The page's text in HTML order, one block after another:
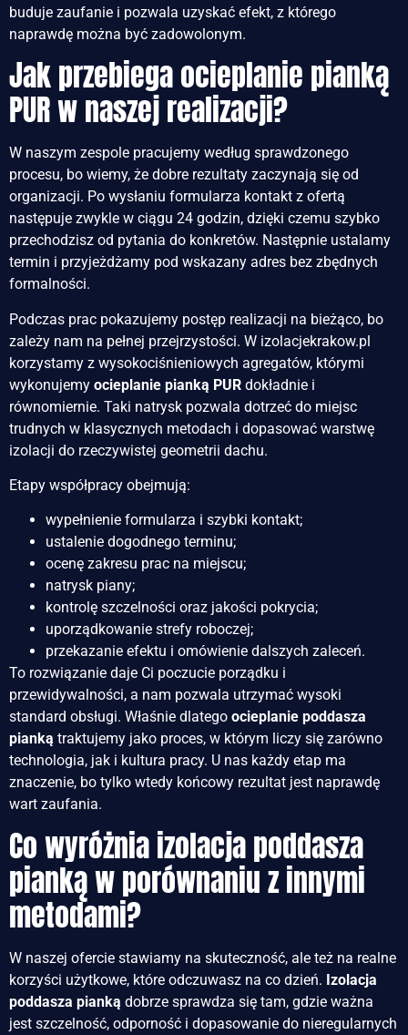
buduje zaufanie i pozwala uzyskać efekt, z którego
naprawdę można być zadowolonym.
Jak przebiega ocieplanie pianką
PUR w naszej realizacji?
W naszym zespole pracujemy według sprawdzonego
procesu, bo wiemy, że dobre rezultaty zaczynają się od
organizacji. Po wysłaniu formularza kontakt z ofertą
następuje zwykle w ciągu 24 godzin, dzięki czemu szybko
przechodzisz od pytania do konkretów. Następnie ustalamy
termin i przyjeżdżamy pod wskazany adres bez zbędnych
formalności.
Podczas prac pokazujemy postęp realizacji na bieżąco, bo
zależy nam na pełnej przejrzystości. W izolacjekrakow.pl
korzystamy z wysokociśnieniowych agregatów, którymi
wykonujemy ocieplanie pianką PUR dokładnie i
równomiernie. Taki natrysk pozwala dotrzeć do miejsc
trudnych w klasycznych metodach i dopasować warstwę
izolacji do rzeczywistej geometrii dachu.
Etapy współpracy obejmują:
wypełnienie formularza i szybki kontakt;
ustalenie dogodnego terminu;
ocenę zakresu prac na miejscu;
natrysk piany;
kontrolę szczelności oraz jakości pokrycia;
uporządkowanie strefy roboczej;
przekazanie efektu i omówienie dalszych zaleceń.
To rozwiązanie daje Ci poczucie porządku i
przewidywalności, a nam pozwala utrzymać wysoki
standard obsługi. Właśnie dlatego ocieplanie poddasza
pianką traktujemy jako proces, w którym liczy się zarówno
technologia, jak i kultura pracy. U nas każdy etap ma
znaczenie, bo tylko wtedy końcowy rezultat jest naprawdę
wart zaufania.
Co wyróżnia izolacja poddasza
pianką w porównaniu z innymi
metodami?
W naszej ofercie stawiamy na skuteczność, ale też na realne
korzyści użytkowe, które odczuwasz na co dzień. Izolacja
poddasza pianką dobrze sprawdza się tam, gdzie ważna
jest szczelność, odporność i dopasowanie do nieregularnych